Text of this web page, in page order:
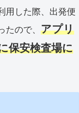
用した際、出発便
ので、 アプリ
保安検査場に